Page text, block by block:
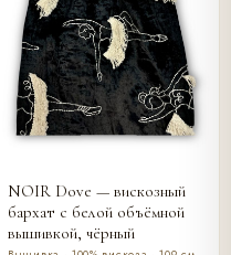
NOIR Dove — вискозный
бархат с белой объёмной
вышивкой, чёрный